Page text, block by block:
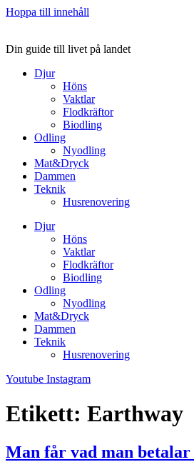
Hoppa till innehåll
Din guide till livet på landet
Djur
Höns
Vaktlar
Flodkräftor
Biodling
Odling
Nyodling
Mat&Dryck
Dammen
Teknik
Husrenovering
Djur
Höns
Vaktlar
Flodkräftor
Biodling
Odling
Nyodling
Mat&Dryck
Dammen
Teknik
Husrenovering
Youtube Instagram
Etikett: Earthway
Man får vad man